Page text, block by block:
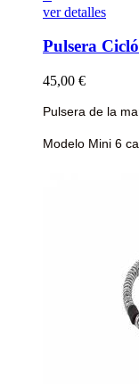
ver detalles
Pulsera
Precio
45,00 €
Pulsera de la
Modelo Mini 6